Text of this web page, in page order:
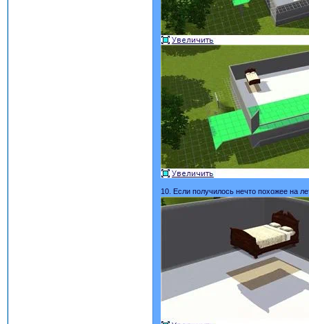
10. Если получилось нечто похожее на